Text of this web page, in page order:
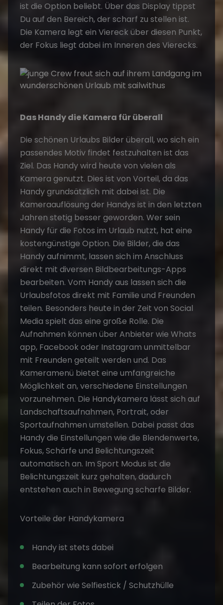
ist die Option beliebt. Über das Display tippst
Du auf den Bereich, der scharf zu stellen ist.
Die Kamera legt ein Viereck über diesen Punkt,
der Fokus liegt dabei im Inneren des Vierecks.
Das Handy die Kamera für überall
Die schönen Urlaubs Bilder überall, wo sich ein
passendes Motiv findet festzuhalten ist das
Ziel. Das Handy wird heute von vielen als
Kamera genutzt. Dies ist von Vorteil, da das
Handy grundsätzlich mit dabei ist. Die
Kameraauflösung der Handys ist in den letzten
Jahren stetig besser geworden. Wer sein
Handy für die Fotos im Urlaub nutzt, hat eine
kostengünstige Option. Die Bilder, die das
Handy aufnimmt, lassen sich im Anschluss
direkt mit diversen Bildbearbeitungs-Apps
bearbeiten. Vom Handy aus lassen sich die
Urlaubsfotos direkt mit Familie und Freunden
teilen. Besonders heute in der Zeit von Social
Media spielt das eine große Rolle. Die
Aufnahmen können über Anbieter wie Whats
app, Facebook oder Instagram unmittelbar
mit Freunden geteilt werden und. Das
Kameramenü bietet eine umfangreiche
Möglichkeit an, verschiedene Einstellungen
vorzunehmen. Die Handykamera lässt sich auf
Landschaftsaufnahmen, Portrait, oder
Sportaufnahmen umstellen. Dabei passt das
Handy die Einstellungen wie die Blendenwerte,
Fokus, Schärfe und Belichtungszeit
automatisch an. Im Sport Modus ist die
Belichtungszeit kurz gehalten, dadurch
entstehen auch in Bewegung scharfe Bilder.
Vorteile der Handykamera
Handy ist stets dabei
Bearbeitung kann sofort erfolgen
Zubehör wie Selfiestick / Schutzhülle